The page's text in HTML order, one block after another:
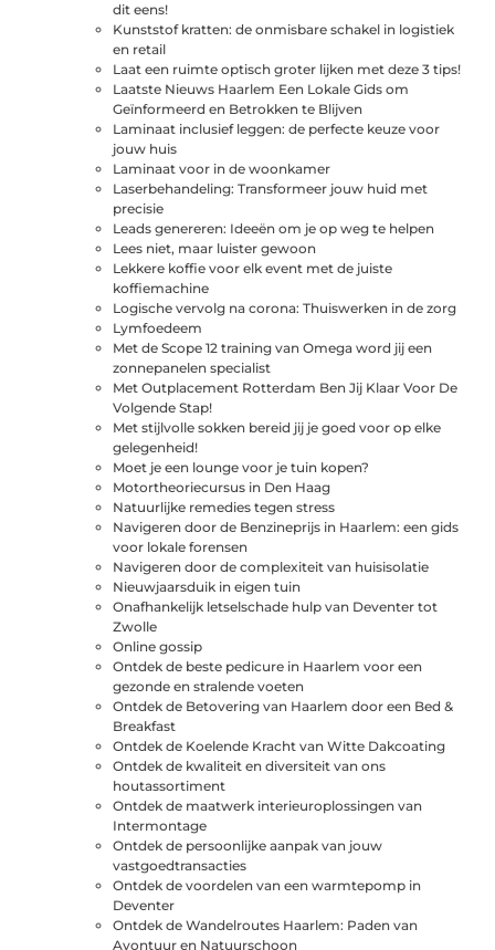
dit eens!
Kunststof kratten: de onmisbare schakel in logistiek
en retail
Laat een ruimte optisch groter lijken met deze 3 tips!
Laatste Nieuws Haarlem Een Lokale Gids om
Geïnformeerd en Betrokken te Blijven
Laminaat inclusief leggen: de perfecte keuze voor
jouw huis
Laminaat voor in de woonkamer
Laserbehandeling: Transformeer jouw huid met
precisie
Leads genereren: Ideeën om je op weg te helpen
Lees niet, maar luister gewoon
Lekkere koffie voor elk event met de juiste
koffiemachine
Logische vervolg na corona: Thuiswerken in de zorg
Lymfoedeem
Met de Scope 12 training van Omega word jij een
zonnepanelen specialist
Met Outplacement Rotterdam Ben Jij Klaar Voor De
Volgende Stap!
Met stijlvolle sokken bereid jij je goed voor op elke
gelegenheid!
Moet je een lounge voor je tuin kopen?
Motortheoriecursus in Den Haag
Natuurlijke remedies tegen stress
Navigeren door de Benzineprijs in Haarlem: een gids
voor lokale forensen
Navigeren door de complexiteit van huisisolatie
Nieuwjaarsduik in eigen tuin
Onafhankelijk letselschade hulp van Deventer tot
Zwolle
Online gossip
Ontdek de beste pedicure in Haarlem voor een
gezonde en stralende voeten
Ontdek de Betovering van Haarlem door een Bed &
Breakfast
Ontdek de Koelende Kracht van Witte Dakcoating
Ontdek de kwaliteit en diversiteit van ons
houtassortiment
Ontdek de maatwerk interieuroplossingen van
Intermontage
Ontdek de persoonlijke aanpak van jouw
vastgoedtransacties
Ontdek de voordelen van een warmtepomp in
Deventer
Ontdek de Wandelroutes Haarlem: Paden van
Avontuur en Natuurschoon